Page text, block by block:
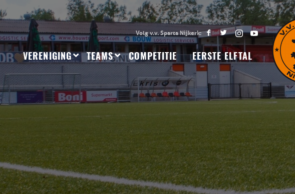
VERENIGING TEAMS COMPETITIE EERSTE ELFTAL